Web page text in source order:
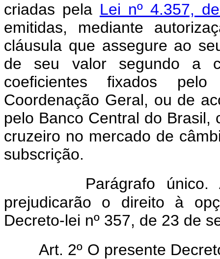
criadas pela Lei nº 4.357,
emitidas, mediante
cláusula que assegure ao
de seu valor segundo a
coeficientes fixados
Coordenação Geral, ou de
pelo Banco Central do
cruzeiro no mercado de
subscrição.
Parágrafo
prejudicarão o direito à
Decreto-lei nº 357, de 23 de
Art. 2º O presente